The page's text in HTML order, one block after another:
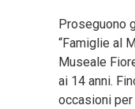
Proseguono
“Famiglie al
Museale
ai 14 anni.
occasioni